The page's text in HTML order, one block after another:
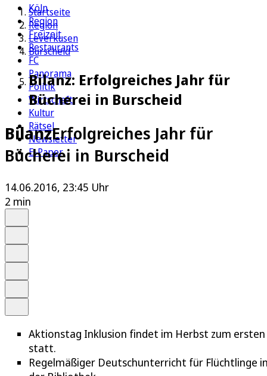
Köln
Region
Freizeit
Restaurants
FC
Panorama
Politik
Wirtschaft
Kultur
Rätsel
Newsletter
E-Paper
Startseite
Region
Leverkusen
Burscheid
Bilanz: Erfolgreiches Jahr für
Bücherei in Burscheid
BilanzErfolgreiches Jahr für
Bücherei in Burscheid
14.06.2016, 23:45 Uhr
2 min
Aktionstag Inklusion findet im Herbst zum
statt.
Regelmäßiger Deutschunterricht für Flüchtlinge